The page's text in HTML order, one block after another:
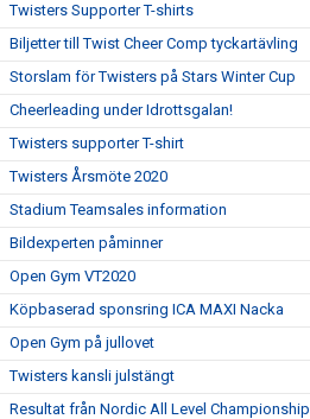
Twisters Supporter T-shirts
Biljetter till Twist Cheer Comp tyckartävling
Storslam för Twisters på Stars Winter Cup
Cheerleading under Idrottsgalan!
Twisters supporter T-shirt
Twisters Årsmöte 2020
Stadium Teamsales information
Bildexperten påminner
Open Gym VT2020
Köpbaserad sponsring ICA MAXI Nacka
Open Gym på jullovet
Twisters kansli julstängt
Resultat från Nordic All Level Championship